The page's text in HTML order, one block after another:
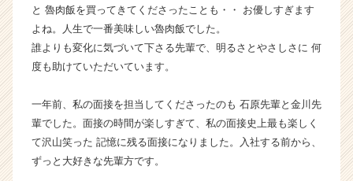
イ
ト
チ
ア
キ
リ
ア
（C
e
と 魯肉飯を買ってきてくださったことも・・ お優しすぎます
よね。人生で一番美味しい魯肉飯でした。
誰よりも変化に気づいて下さる先輩で、明るさとやさしさに 何
度も助けていただいています。
一年前、私の面接を担当してくださったのも 石原先輩と金川先
輩でした。面接の時間が楽しすぎて、私の面接史上最も楽しく
て沢山笑った 記憶に残る面接になりました。入社する前から、
ずっと大好きな先輩方です。